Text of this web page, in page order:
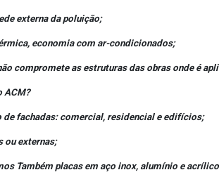
externa da poluição;
economia com ar-condicionados;
compromete as estruturas das obras onde é
ACM?
de fachadas: comercial, residencial e edifícios;
ou externas;
Também placas em aço inox, alumínio e